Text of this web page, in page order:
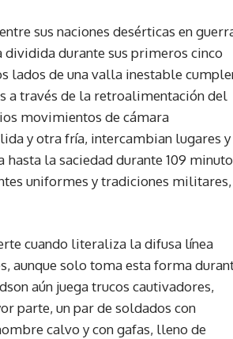
sus naciones desérticas en
durante sus primeros cinco
lados de una valla inestable
a través de la retroalimentación del
movimientos de cámara
y otra fría, intercambian lugares y
la saciedad durante 109
uniformes y tradiciones militares,
cuando literaliza la difusa línea
aunque solo toma esta forma
aún juega trucos cautivadores,
parte, un par de soldados con
calvo y con gafas, lleno de